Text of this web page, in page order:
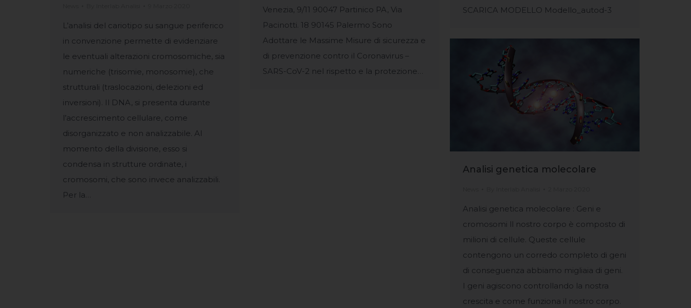
Venezia, 9/11 90047 Partinico PA, Via
Pacinotti. 18 90145 Palermo Sono
Adottare le Massime Misure di sicurezza e
di prevenzione contro il Coronavirus –
SARS-CoV-2 nel rispetto e la protezione…
SCARICA MODELLO Modello_autod-3
L’analisi del cariotipo su sangue periferico
in convenzione permette di evidenziare
le eventuali alterazioni cromosomiche, sia
numeriche (trisomie, monosomie), che
strutturali (traslocazioni, delezioni ed
inversioni). Il DNA, si presenta durante
l’accrescimento cellulare, come
disorganizzato e non analizzabile. Al
momento della divisione, esso si
condensa in strutture ordinate, i
cromosomi, che sono invece analizzabili.
Per la…
Analisi genetica molecolare
Analisi genetica molecolare : Geni e
cromosomi ll nostro corpo è composto di
milioni di cellule. Queste cellule
contengono un corredo completo di geni
di conseguenza abbiamo migliaia di geni.
I geni agiscono controllando la nostra
crescita e come funziona il nostro corpo.